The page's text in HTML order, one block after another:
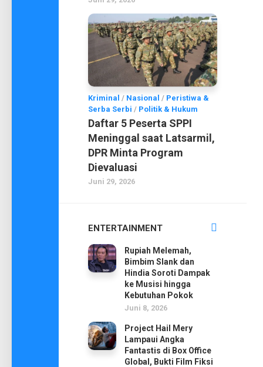
Kriminal / Nasional / Peristiwa &
Serba Serbi / Politik & Hukum
Daftar 5 Peserta SPPI
Meninggal saat Latsarmil,
DPR Minta Program
Dievaluasi
Juni 29, 2026
ENTERTAINMENT
Rupiah Melemah,
Bimbim Slank dan
Hindia Soroti Dampak
ke Musisi hingga
Kebutuhan Pokok
Juni 8, 2026
Project Hail Mery
Lampaui Angka
Fantastis di Box Office
Global, Bukti Film Fiksi